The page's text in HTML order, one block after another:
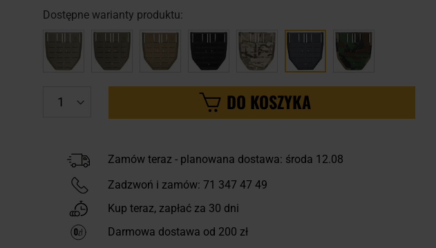
Dostępne warianty produktu:
DO KOSZYKA
Zamów teraz - planowana dostawa: środa 12.08
Zadzwoń i zamów: 71 347 47 49
Kup teraz, zapłać za 30 dni
Darmowa dostawa od 200 zł